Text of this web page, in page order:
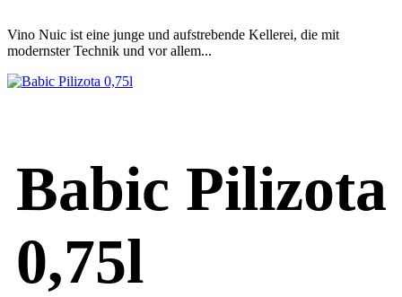
Vino Nuic ist eine junge und aufstrebende Kellerei, die mit
modernster Technik und vor allem...
Babic Pilizota
0,75l